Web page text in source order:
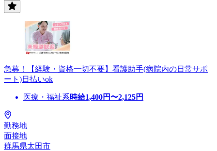
急募！【経験・資格一切不要】看護助手(病院内の日常サポ
ート)日払いok
医療・福祉系時給1,400円〜2,125円
勤務地
面接地
群馬県太田市